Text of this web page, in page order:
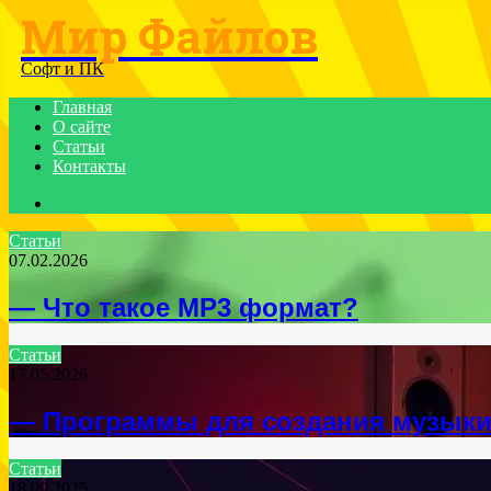
Menu
Мир Файлов
Софт и ПК
Главная
О сайте
Статьи
Контакты
Статьи
07.02.2026
— Что такое MP3 формат?
Статьи
17.05.2026
— Программы для создания музыки
Статьи